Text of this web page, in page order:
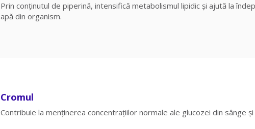
Prin conținutul de piperină, intensifică metabolismul lipidic și ajută la
apă din organism.
Cromul
Contribuie la menținerea concentrațiilor normale ale glucozei din sânge